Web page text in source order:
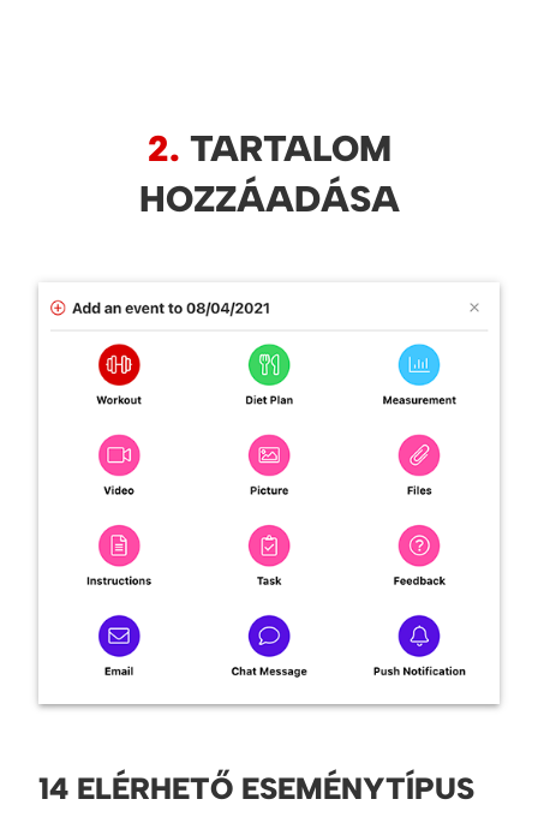
2. TARTALOM
HOZZÁADÁSA
14 ELÉRHETŐ ESEMÉNYTÍPUS